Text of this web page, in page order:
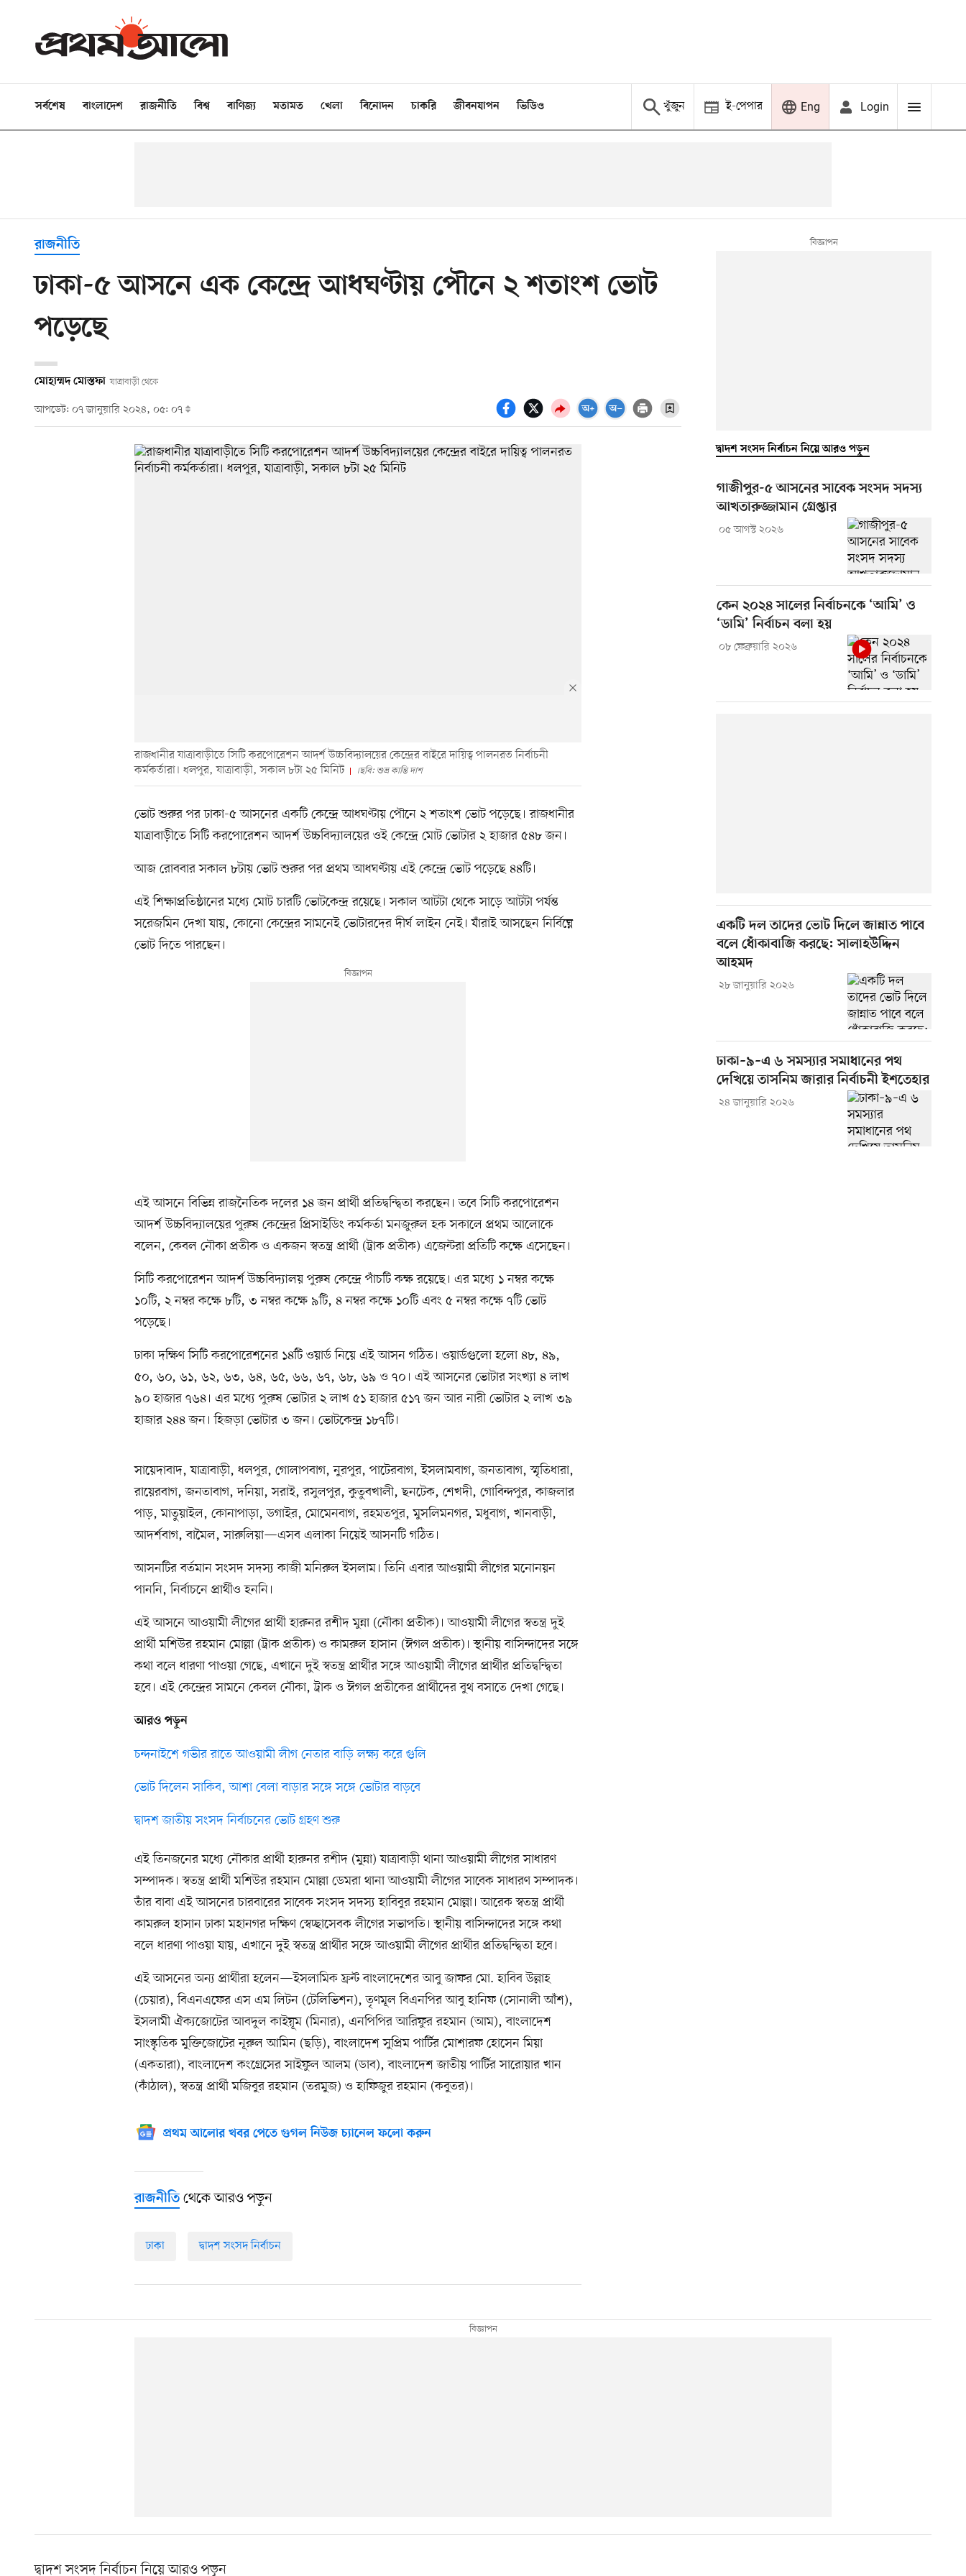
সর্বশেষ বাংলাদেশ রাজনীতি বিশ্ব বাণিজ্য মতামত খেলা বিনোদন চাকরি জীবনযাপন ভিডিও খুঁজুন ই-পেপার Eng Login
রাজনীতি
ঢাকা-৫ আসনে এক কেন্দ্রে আধঘণ্টায় পৌনে ২ শতাংশ ভোট
পড়েছে
মোহাম্মদ মোস্তফা যাত্রাবাড়ী থেকে
আপডেট: ০৭ জানুয়ারি ২০২৪, ০৫: ০৭
রাজধানীর যাত্রাবাড়ীতে সিটি করপোরেশন আদর্শ উচ্চবিদ্যালয়ের কেন্দ্রের বাইরে দায়িত্ব পালনরত নির্বাচনী
কর্মকর্তারা। ধলপুর, যাত্রাবাড়ী, সকাল ৮টা ২৫ মিনিট
।ছবি: শুভ্র কান্তি দাশ
ভোট শুরুর পর ঢাকা-৫ আসনের একটি কেন্দ্রে আধঘণ্টায় পৌনে ২ শতাংশ ভোট পড়েছে। রাজধানীর
যাত্রাবাড়ীতে সিটি করপোরেশন আদর্শ উচ্চবিদ্যালয়ের ওই কেন্দ্রে মোট ভোটার ২ হাজার ৫৪৮ জন।
আজ রোববার সকাল ৮টায় ভোট শুরুর পর প্রথম আধঘণ্টায় এই কেন্দ্রে ভোট পড়েছে ৪৪টি।
এই শিক্ষাপ্রতিষ্ঠানের মধ্যে মোট চারটি ভোটকেন্দ্র রয়েছে। সকাল আটটা থেকে সাড়ে আটটা পর্যন্ত
সরেজমিন দেখা যায়, কোনো কেন্দ্রের সামনেই ভোটারদের দীর্ঘ লাইন নেই। যাঁরাই আসছেন নির্বিঘ্নে
ভোট দিতে পারছেন।
এই আসনে বিভিন্ন রাজনৈতিক দলের ১৪ জন প্রার্থী প্রতিদ্বন্দ্বিতা করছেন। তবে সিটি করপোরেশন
আদর্শ উচ্চবিদ্যালয়ের পুরুষ কেন্দ্রের প্রিসাইডিং কর্মকর্তা মনজুরুল হক সকালে প্রথম আলোকে
বলেন, কেবল নৌকা প্রতীক ও একজন স্বতন্ত্র প্রার্থী (ট্রাক প্রতীক) এজেন্টরা প্রতিটি কক্ষে এসেছেন।
সিটি করপোরেশন আদর্শ উচ্চবিদ্যালয় পুরুষ কেন্দ্রে পাঁচটি কক্ষ রয়েছে। এর মধ্যে ১ নম্বর কক্ষে
১০টি, ২ নম্বর কক্ষে ৮টি, ৩ নম্বর কক্ষে ৯টি, ৪ নম্বর কক্ষে ১০টি এবং ৫ নম্বর কক্ষে ৭টি ভোট
পড়েছে।
ঢাকা দক্ষিণ সিটি করপোরেশনের ১৪টি ওয়ার্ড নিয়ে এই আসন গঠিত। ওয়ার্ডগুলো হলো ৪৮, ৪৯,
৫০, ৬০, ৬১, ৬২, ৬৩, ৬৪, ৬৫, ৬৬, ৬৭, ৬৮, ৬৯ ও ৭০। এই আসনের ভোটার সংখ্যা ৪ লাখ
৯০ হাজার ৭৬৪। এর মধ্যে পুরুষ ভোটার ২ লাখ ৫১ হাজার ৫১৭ জন আর নারী ভোটার ২ লাখ ৩৯
হাজার ২৪৪ জন। হিজড়া ভোটার ৩ জন। ভোটকেন্দ্র ১৮৭টি।
সায়েদাবাদ, যাত্রাবাড়ী, ধলপুর, গোলাপবাগ, নুরপুর, পাটেরবাগ, ইসলামবাগ, জনতাবাগ, স্মৃতিধারা,
রায়েরবাগ, জনতাবাগ, দনিয়া, সরাই, রসুলপুর, কুতুবখালী, ছনটেক, শেখদী, গোবিন্দপুর, কাজলার
পাড়, মাতুয়াইল, কোনাপাড়া, ডগাইর, মোমেনবাগ, রহমতপুর, মুসলিমনগর, মধুবাগ, খানবাড়ী,
আদর্শবাগ, বামৈল, সারুলিয়া—এসব এলাকা নিয়েই আসনটি গঠিত।
আসনটির বর্তমান সংসদ সদস্য কাজী মনিরুল ইসলাম। তিনি এবার আওয়ামী লীগের মনোনয়ন
পাননি, নির্বাচনে প্রার্থীও হননি।
এই আসনে আওয়ামী লীগের প্রার্থী হারুনর রশীদ মুন্না (নৌকা প্রতীক)। আওয়ামী লীগের স্বতন্ত্র দুই
প্রার্থী মশিউর রহমান মোল্লা (ট্রাক প্রতীক) ও কামরুল হাসান (ঈগল প্রতীক)। স্থানীয় বাসিন্দাদের সঙ্গে
কথা বলে ধারণা পাওয়া গেছে, এখানে দুই স্বতন্ত্র প্রার্থীর সঙ্গে আওয়ামী লীগের প্রার্থীর প্রতিদ্বন্দ্বিতা
হবে। এই কেন্দ্রের সামনে কেবল নৌকা, ট্রাক ও ঈগল প্রতীকের প্রার্থীদের বুথ বসাতে দেখা গেছে।
আরও পড়ুন
চন্দনাইশে গভীর রাতে আওয়ামী লীগ নেতার বাড়ি লক্ষ্য করে গুলি
ভোট দিলেন সাকিব, আশা বেলা বাড়ার সঙ্গে সঙ্গে ভোটার বাড়বে
দ্বাদশ জাতীয় সংসদ নির্বাচনের ভোট গ্রহণ শুরু
এই তিনজনের মধ্যে নৌকার প্রার্থী হারুনর রশীদ (মুন্না) যাত্রাবাড়ী থানা আওয়ামী লীগের সাধারণ
সম্পাদক। স্বতন্ত্র প্রার্থী মশিউর রহমান মোল্লা ডেমরা থানা আওয়ামী লীগের সাবেক সাধারণ সম্পাদক।
তাঁর বাবা এই আসনের চারবারের সাবেক সংসদ সদস্য হাবিবুর রহমান মোল্লা। আরেক স্বতন্ত্র প্রার্থী
কামরুল হাসান ঢাকা মহানগর দক্ষিণ স্বেচ্ছাসেবক লীগের সভাপতি। স্থানীয় বাসিন্দাদের সঙ্গে কথা
বলে ধারণা পাওয়া যায়, এখানে দুই স্বতন্ত্র প্রার্থীর সঙ্গে আওয়ামী লীগের প্রার্থীর প্রতিদ্বন্দ্বিতা হবে।
এই আসনের অন্য প্রার্থীরা হলেন—ইসলামিক ফ্রন্ট বাংলাদেশের আবু জাফর মো. হাবিব উল্লাহ
(চেয়ার), বিএনএফের এস এম লিটন (টেলিভিশন), তৃণমূল বিএনপির আবু হানিফ (সোনালী আঁশ),
ইসলামী ঐক্যজোটের আবদুল কাইয়ূম (মিনার), এনপিপির আরিফুর রহমান (আম), বাংলাদেশ
সাংস্কৃতিক মুক্তিজোটের নূরুল আমিন (ছড়ি), বাংলাদেশ সুপ্রিম পার্টির মোশারফ হোসেন মিয়া
(একতারা), বাংলাদেশ কংগ্রেসের সাইফুল আলম (ডাব), বাংলাদেশ জাতীয় পার্টির সারোয়ার খান
(কাঁঠাল), স্বতন্ত্র প্রার্থী মজিবুর রহমান (তরমুজ) ও হাফিজুর রহমান (কবুতর)।
প্রথম আলোর খবর পেতে গুগল নিউজ চ্যানেল ফলো করুন
রাজনীতি থেকে আরও পড়ুন
ঢাকা দ্বাদশ সংসদ নির্বাচন
দ্বাদশ সংসদ নির্বাচন নিয়ে আরও পড়ুন
গাজীপুর-৫ আসনের সাবেক সংসদ সদস্য
আখতারুজ্জামান গ্রেপ্তার
০৫ আগস্ট ২০২৬
কেন ২০২৪ সালের নির্বাচনকে ‘আমি’ ও
‘ডামি’ নির্বাচন বলা হয়
০৮ ফেব্রুয়ারি ২০২৬
একটি দল তাদের ভোট দিলে জান্নাত পাবে
বলে ধোঁকাবাজি করছে: সালাহউদ্দিন
আহমদ
২৮ জানুয়ারি ২০২৬
ঢাকা–৯–এ ৬ সমস্যার সমাধানের পথ
দেখিয়ে তাসনিম জারার নির্বাচনী ইশতেহার
২৪ জানুয়ারি ২০২৬
দ্বাদশ সংসদ নির্বাচন নিয়ে আরও পড়ুন